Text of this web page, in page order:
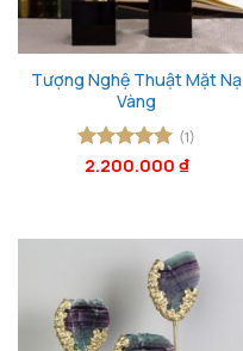
Tượng Nghệ Thuật Mặt Nạ
Vàng
Được xếp
(1)
2.200.000 ₫